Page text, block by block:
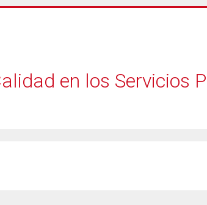
en los Servicios